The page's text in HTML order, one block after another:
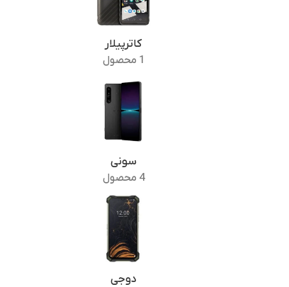
کاترپیلار
1 محصول
سونی
4 محصول
دوجی